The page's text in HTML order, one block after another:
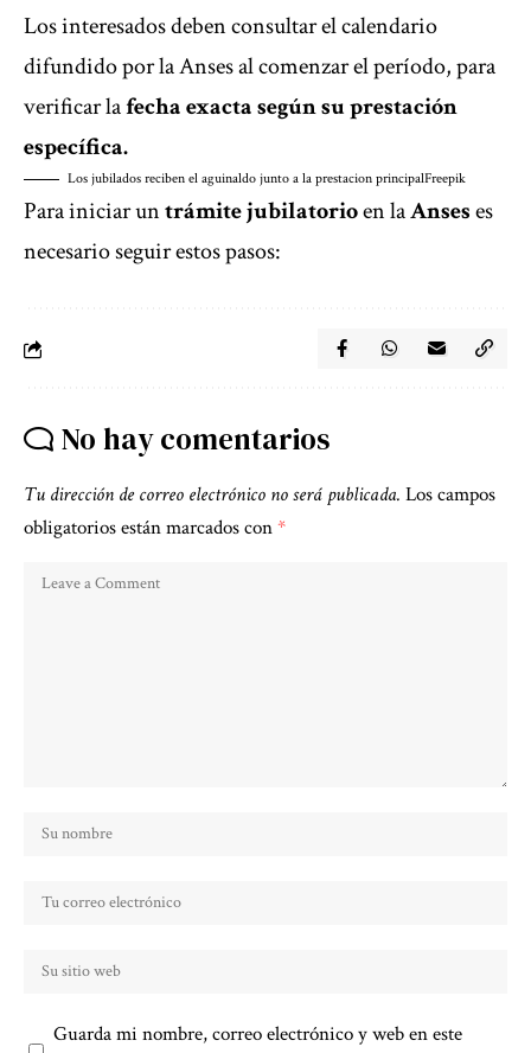
Los interesados deben consultar elcalendario
difundido por la Ansesal comenzar el período, para
verificar lafecha exacta según su prestación
específica.
Los jubilados reciben el aguinaldo junto a la prestacion principalFreepik
Para iniciar untrámite jubilatorioen laAnseses
necesario seguir estos pasos:
No hay comentarios
Tu dirección de correo electrónico no será publicada. Los campos
obligatorios están marcados con*
Guarda mi nombre, correo electrónico y web en este